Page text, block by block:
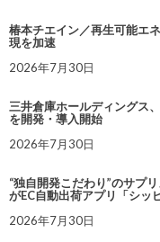
椿本チエイン／再生可能エ
現を加速
2026年7月30日
三井倉庫ホールディングス
を開発・導入開始
2026年7月30日
“独自開発こだわり”のサプ
がEC自動出荷アプリ「シッ
2026年7月30日